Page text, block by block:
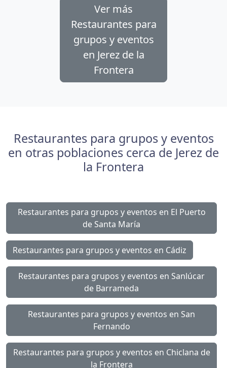
Ver más
Restaurantes para
grupos y eventos
en Jerez de la
Frontera
Restaurantes para grupos y eventos
en otras poblaciones cerca de Jerez de
la Frontera
Restaurantes para grupos y eventos en El Puerto
de Santa María
Restaurantes para grupos y eventos en Cádiz
Restaurantes para grupos y eventos en Sanlúcar
de Barrameda
Restaurantes para grupos y eventos en San
Fernando
Restaurantes para grupos y eventos en Chiclana de
la Frontera